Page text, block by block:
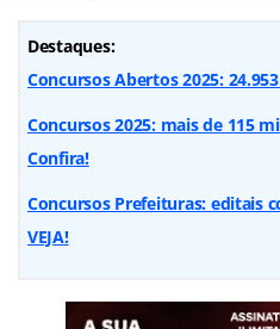
Destaques:
Concursos Abertos 2025:
Concursos 2025: mais de 115
Confira!
Concursos Prefeituras: editais
VEJA!